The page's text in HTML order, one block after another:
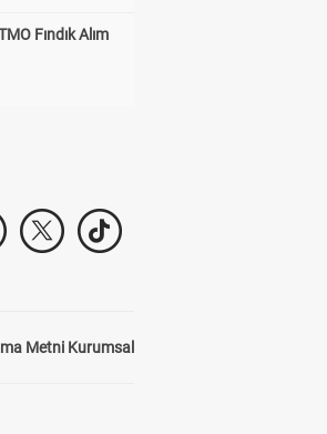
Fındık Alım
Metni Kurumsal